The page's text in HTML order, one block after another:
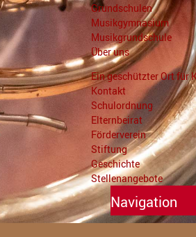
Grundschulen
Musikgymnasium
Musikgrundschule
Über uns
Ein geschützter Ort für
Kontakt
Schulordnung
Elternbeirat
Förderverein
Stiftung
Geschichte
Stellenangebote
Navigation